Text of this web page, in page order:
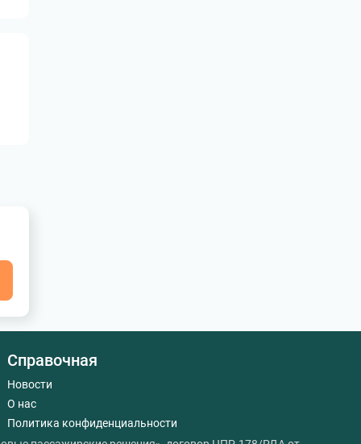
Справочная
Новости
О нас
Политика конфиденциальности